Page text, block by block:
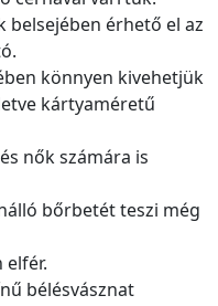
belsejében érhető el az
könnyen kivehetjük
kártyaméretű
nők számára is
bőrbetét teszi még
elfér.
bélésvásznat